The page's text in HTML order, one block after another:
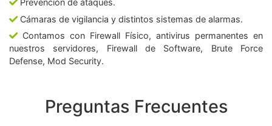
Prevención de ataques.
Cámaras de vigilancia y distintos sistemas de alarmas.
Contamos con Firewall Físico, antivirus permanentes en
nuestros servidores, Firewall de Software, Brute Force
Defense, Mod Security.
Preguntas Frecuentes